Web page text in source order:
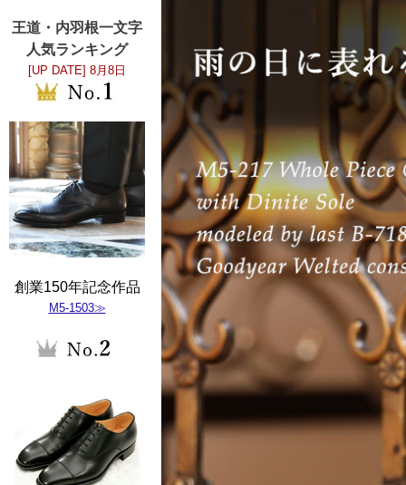
王道・内羽根一文字
人気ランキング
[UP DATE] 8月8日
創業150年記念作品
M5-1503≫